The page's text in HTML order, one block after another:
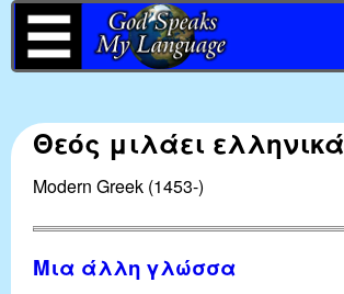
Skip
to
main
content
M
y
a Θεός μιλάει ελληνικά
Modern Greek (1453-)
Μια άλλη γλώσσα